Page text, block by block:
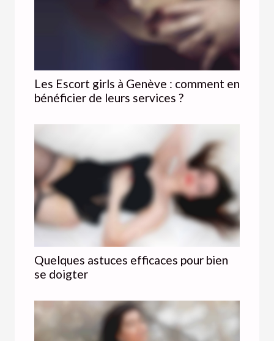
Les Escort girls à Genève : comment en
bénéficier de leurs services ?
Quelques astuces efficaces pour bien
se doigter